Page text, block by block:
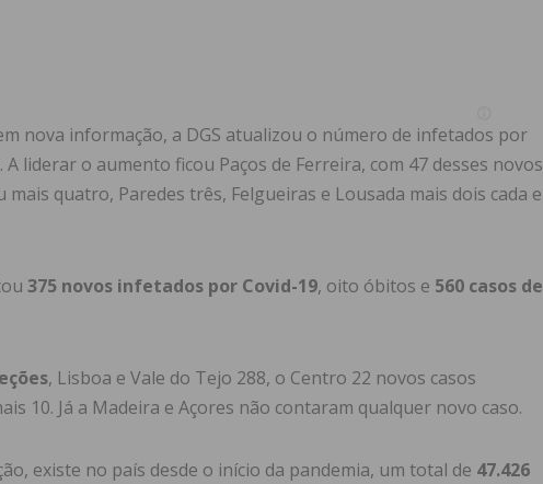
nova informação, a DGS atualizou o número de infetados por
liderar o aumento ficou Paços de Ferreira, com 47 desses novos
quatro, Paredes três, Felgueiras e Lousada mais dois cada e
375 novos infetados por Covid-19, oito óbitos e 560 casos de
, Lisboa e Vale do Tejo 288, o Centro 22 novos casos
10. Já a Madeira e Açores não contaram qualquer novo caso.
existe no país desde o início da pandemia, um total de 47.426